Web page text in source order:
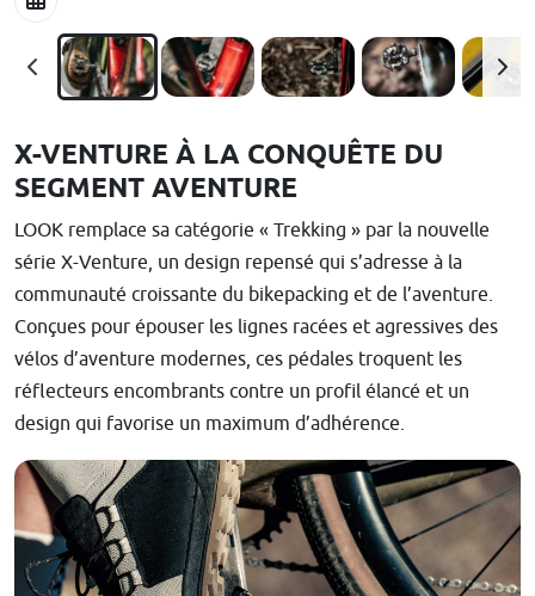
X-VENTURE À LA CONQUÊTE DU
SEGMENT AVENTURE
LOOK remplace sa catégorie « Trekking » par la nouvelle
série X-Venture, un design repensé qui s’adresse à la
communauté croissante du bikepacking et de l’aventure.
Conçues pour épouser les lignes racées et agressives des
vélos d’aventure modernes, ces pédales troquent les
réflecteurs encombrants contre un profil élancé et un
design qui favorise un maximum d’adhérence.